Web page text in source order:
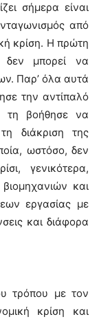
σήμερα είναι
από
κρίση. Η πρώτη
μπορεί να
Παρ’ όλα αυτά
την αντίπαλό
τη βοήθησε να
διάκριση της
ωστόσο, δεν
γενικότερα,
και
εργασίας με
και διάφορα
τρόπου με τον
κρίση και